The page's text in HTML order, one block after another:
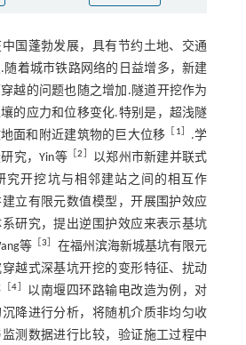
国蓬勃发展，具有节约土地、交通
着城市铁路网络的日益增多，新建
越的问题也随之增加.隧道开挖作为
的应力和位移变化.特别是，超浅隧
面和附近建筑物的巨大位移
1
.学
究，Yin等［2
以郑州市新建并联式
究开挖坑与相邻建站之间的相互作
立有限元数值模型，开展围护效应
研究，提出逆围护效应来表示基坑
等 ［3
在福州滨海新城基坑有限元
越式深基坑开挖的变形特征、扰动
［4
以南堰四环路输电改造为例，对
降进行分析，将随机介质非均匀收
测数据进行比较，验证施工过程中